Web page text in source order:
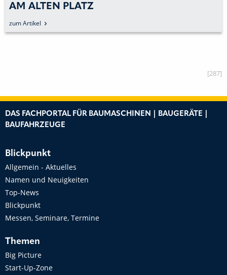
AM ALTEN PLATZ
zum Artikel
[287]
DAS FACHPORTAL FÜR BAUMASCHINEN | BAUGERÄTE |
BAUFAHRZEUGE
Blickpunkt
Allgemein - Aktuelles
Namen und Neuigkeiten
Top-News
Blickpunkt
Messen, Seminare, Termine
Themen
Big Picture
Start-Up-Zone